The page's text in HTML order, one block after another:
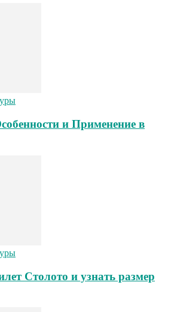
и Применение в
Столото и узнать размер